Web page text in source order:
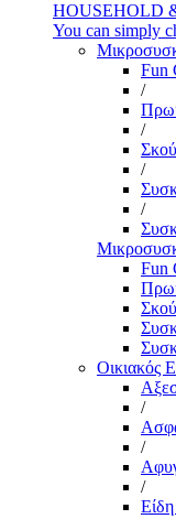
HOUSEHOLD
You can simply
Fun
/
/
/
/
Fun
Οικιακός
/
/
/